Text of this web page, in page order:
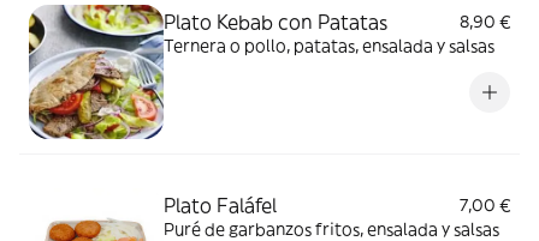
Plato Kebab con Patatas
8,90 €
Ternera o pollo, patatas, ensalada y salsas
Plato Faláfel
7,00 €
Puré de garbanzos fritos, ensalada y salsas